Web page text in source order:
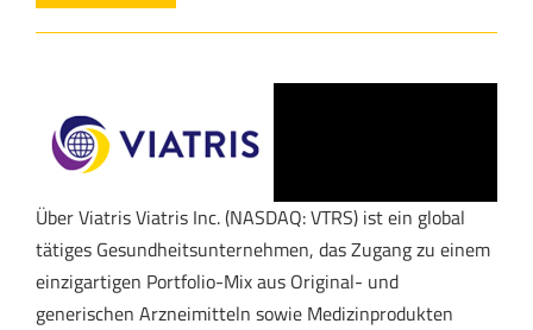
Über Viatris Viatris Inc. (NASDAQ: VTRS) ist ein global
tätiges Gesundheitsunternehmen, das Zugang zu einem
einzigartigen Portfolio-Mix aus Original- und
generischen Arzneimitteln sowie Medizinprodukten